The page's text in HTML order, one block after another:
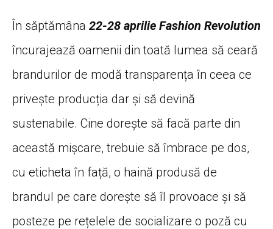
În săptămâna 22-28 aprilie Fashion Revolution
încurajează oamenii din toată lumea să ceară
brandurilor de modă transparența în ceea ce
privește producția dar și să devină
sustenabile. Cine dorește să facă parte din
această mișcare, trebuie să îmbrace pe dos,
cu eticheta în față, o haină produsă de
brandul pe care dorește să îl provoace și să
posteze pe rețelele de socializare o poză cu